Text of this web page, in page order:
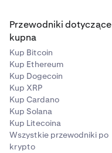
Przewodniki dotyczące
kupna
Kup Bitcoin
Kup Ethereum
Kup Dogecoin
Kup XRP
Kup Cardano
Kup Solana
Kup Litecoina
Wszystkie przewodniki po
krypto